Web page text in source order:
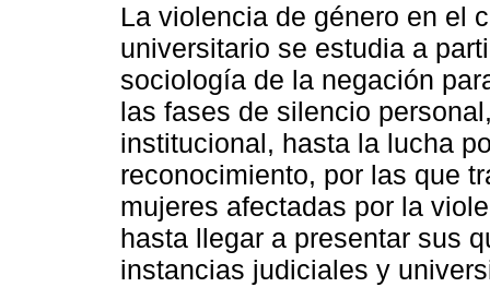
La violencia de género en el
universitario se estudia a
sociología de la negación
las fases de silencio
institucional, hasta la lucha
reconocimiento, por las que
mujeres afectadas por la
hasta llegar a presentar sus
instancias judiciales y